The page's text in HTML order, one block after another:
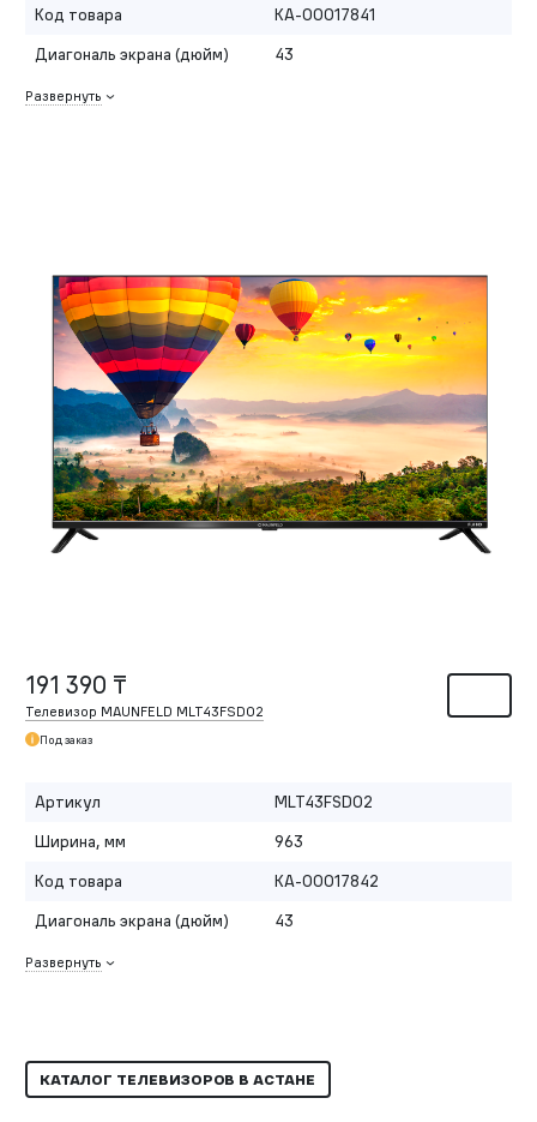
Код товара
КА-00017841
Диагональ экрана (дюйм)
43
Развернуть
191 390 ₸
Телевизор MAUNFELD MLT43FSD02
Под заказ
Артикул
MLT43FSD02
Ширина, мм
963
Код товара
КА-00017842
Диагональ экрана (дюйм)
43
Развернуть
КАТАЛОГ ТЕЛЕВИЗОРОВ В АСТАНЕ